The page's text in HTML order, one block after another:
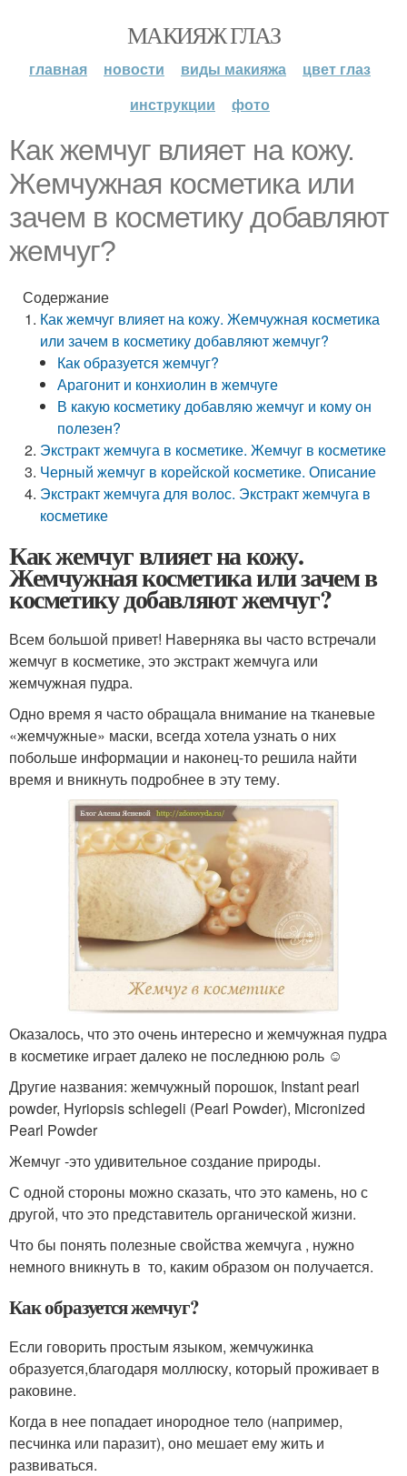
МАКИЯЖ ГЛАЗ
главная новости виды макияжа
цвет глаз
инструкции
фото
Как жемчуг влияет на кожу.
Жемчужная косметика или
зачем в косметику добавляют
жемчуг?
Содержание
Как жемчуг влияет на кожу. Жемчужная косметика
или зачем в косметику добавляют жемчуг?
Как образуется жемчуг?
Арагонит и конхиолин в жемчуге
В какую косметику добавляю жемчуг и кому он
полезен?
Экстракт жемчуга в косметике. Жемчуг в косметике
Черный жемчуг в корейской косметике. Описание
Экстракт жемчуга для волос. Экстракт жемчуга в
косметике
Как жемчуг влияет на кожу.
Жемчужная косметика или зачем в
косметику добавляют жемчуг?
Всем большой привет! Наверняка вы часто встречали
жемчуг в косметике, это экстракт жемчуга или
жемчужная пудра.
Одно время я часто обращала внимание на тканевые
«жемчужные» маски, всегда хотела узнать о них
побольше информации и наконец-то решила найти
время и вникнуть подробнее в эту тему.
Оказалось, что это очень интересно и жемчужная пудра
в косметике играет далеко не последнюю роль ☺
Другие названия: жемчужный порошок, Instant pearl
powder, Hyriopsis schlegeli (Pearl Powder), Micronized
Pearl Powder
Жемчуг -это удивительное создание природы.
С одной стороны можно сказать, что это камень, но с
другой, что это представитель органической жизни.
Что бы понять полезные свойства жемчуга , нужно
немного вникнуть в то, каким образом он получается.
Как образуется жемчуг?
Если говорить простым языком, жемчужинка
образуется,благодаря моллюску, который проживает в
раковине.
Когда в нее попадает инородное тело (например,
песчинка или паразит), оно мешает ему жить и
развиваться.